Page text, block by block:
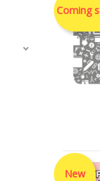
Coming
New